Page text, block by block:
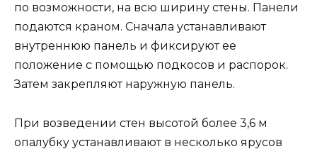
по возможности, на всю ширину стены. Панели
подаются краном. Сначала устанавливают
внутреннюю панель и фиксируют ее
положение с помощью подкосов и распорок.
Затем закрепляют наружную панель.
При возведении стен высотой более 3,6 м
опалубку устанавливают в несколько ярусов